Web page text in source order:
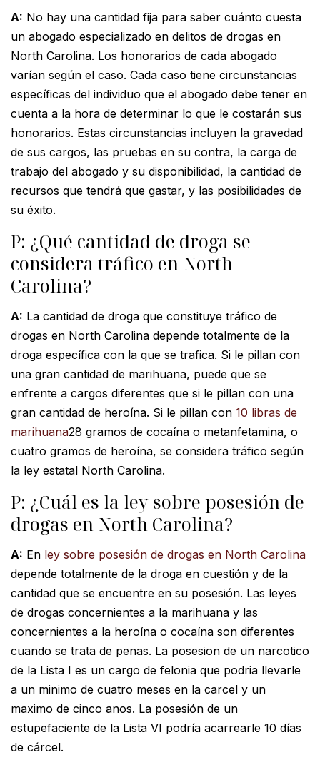
A: No hay una cantidad fija para saber cuánto cuesta
un abogado especializado en delitos de drogas en
North Carolina. Los honorarios de cada abogado
varían según el caso. Cada caso tiene circunstancias
específicas del individuo que el abogado debe tener en
cuenta a la hora de determinar lo que le costarán sus
honorarios. Estas circunstancias incluyen la gravedad
de sus cargos, las pruebas en su contra, la carga de
trabajo del abogado y su disponibilidad, la cantidad de
recursos que tendrá que gastar, y las posibilidades de
su éxito.
P: ¿Qué cantidad de droga se
considera tráfico en North
Carolina?
A: La cantidad de droga que constituye tráfico de
drogas en North Carolina depende totalmente de la
droga específica con la que se trafica. Si le pillan con
una gran cantidad de marihuana, puede que se
enfrente a cargos diferentes que si le pillan con una
gran cantidad de heroína. Si le pillan con 10 libras de
marihuana28 gramos de cocaína o metanfetamina, o
cuatro gramos de heroína, se considera tráfico según
la ley estatal North Carolina.
P: ¿Cuál es la ley sobre posesión de
drogas en North Carolina?
A: En ley sobre posesión de drogas en North Carolina
depende totalmente de la droga en cuestión y de la
cantidad que se encuentre en su posesión. Las leyes
de drogas concernientes a la marihuana y las
concernientes a la heroína o cocaína son diferentes
cuando se trata de penas. La posesion de un narcotico
de la Lista I es un cargo de felonia que podria llevarle
a un minimo de cuatro meses en la carcel y un
maximo de cinco anos. La posesión de un
estupefaciente de la Lista VI podría acarrearle 10 días
de cárcel.